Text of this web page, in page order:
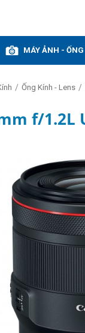
MÁY ẢNH -
/ Ống Kính - Lens /
f/1.2L